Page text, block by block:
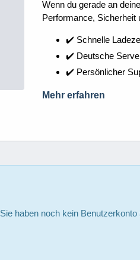
Wenn du gerade an
Performance, Sicherheit
✔️ Schnelle
✔️ Deutsche
✔️ Persönlicher
Mehr erfahren
Sie haben noch kein